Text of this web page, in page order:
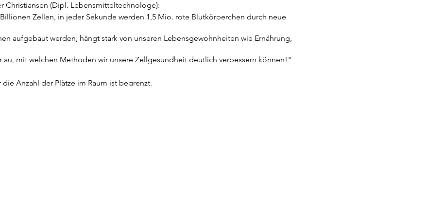
Christiansen (Dipl. Lebensmitteltechnologe):
Zellen, in jeder Sekunde werden 1,5 Mio. rote Blutkörperchen durch neue
aufgebaut werden, hängt stark von unseren Lebensgewohnheiten wie Ernährung,
au, mit welchen Methoden wir unsere Zellgesundheit deutlich verbessern können!"
Anzahl der Plätze im Raum ist begrenzt.